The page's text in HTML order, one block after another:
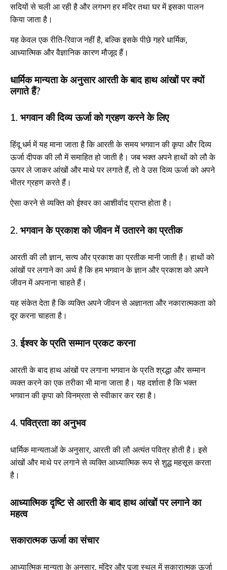
सदियों से चली आ रही है और लगभग हर मंदिर तथा घर में इसका पालन
किया जाता है।
यह केवल एक रीति-रिवाज नहीं है, बल्कि इसके पीछे गहरे धार्मिक,
आध्यात्मिक और वैज्ञानिक कारण मौजूद हैं।
धार्मिक मान्यता के अनुसार आरती के बाद हाथ आंखों पर क्यों
लगाते हैं?
1. भगवान की दिव्य ऊर्जा को ग्रहण करने के लिए
हिंदू धर्म में यह माना जाता है कि आरती के समय भगवान की कृपा और दिव्य
ऊर्जा दीपक की लौ में समाहित हो जाती है। जब भक्त अपने हाथों को लौ के
ऊपर ले जाकर आंखों और माथे पर लगाते हैं, तो वे उस दिव्य ऊर्जा को अपने
भीतर ग्रहण करते हैं।
ऐसा करने से व्यक्ति को ईश्वर का आशीर्वाद प्राप्त होता है।
2. भगवान के प्रकाश को जीवन में उतारने का प्रतीक
आरती की लौ ज्ञान, सत्य और प्रकाश का प्रतीक मानी जाती है। हाथों को
आंखों पर लगाने का अर्थ है कि हम भगवान के ज्ञान और प्रकाश को अपने
जीवन में अपनाना चाहते हैं।
यह संकेत देता है कि व्यक्ति अपने जीवन से अज्ञानता और नकारात्मकता को
दूर करना चाहता है।
3. ईश्वर के प्रति सम्मान प्रकट करना
आरती के बाद हाथ आंखों पर लगाना भगवान के प्रति श्रद्धा और सम्मान
व्यक्त करने का एक तरीका भी माना जाता है। यह दर्शाता है कि भक्त
भगवान की कृपा को विनम्रता से स्वीकार कर रहा है।
4. पवित्रता का अनुभव
धार्मिक मान्यताओं के अनुसार, आरती की लौ अत्यंत पवित्र होती है। इसे
आंखों और माथे पर लगाने से व्यक्ति आध्यात्मिक रूप से शुद्ध महसूस करता
है।
आध्यात्मिक दृष्टि से आरती के बाद हाथ आंखों पर लगाने का
महत्व
सकारात्मक ऊर्जा का संचार
आध्यात्मिक मान्यता के अनुसार, मंदिर और पूजा स्थल में सकारात्मक ऊर्जा